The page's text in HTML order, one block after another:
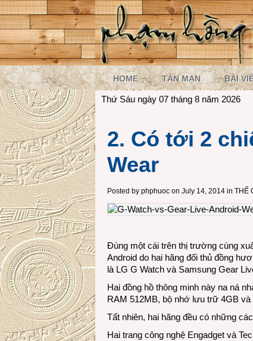
HOME TẢN MẠN BÀI
Thứ Sáu ngày 07 tháng 8 năm 2026
2. Có tới 2
Wear
Posted by phphuoc on July 14, 2014 in THẾ
Đùng một cái trên thị trường cùng
Android do hai hãng đối thủ đồng
là LG G Watch và Samsung Gear
Hai đồng hồ thông minh này na ná
RAM 512MB, bộ nhớ lưu trữ 4GB
Tất nhiên, hai hãng đều có những
Hai trang công nghệ Engadget và